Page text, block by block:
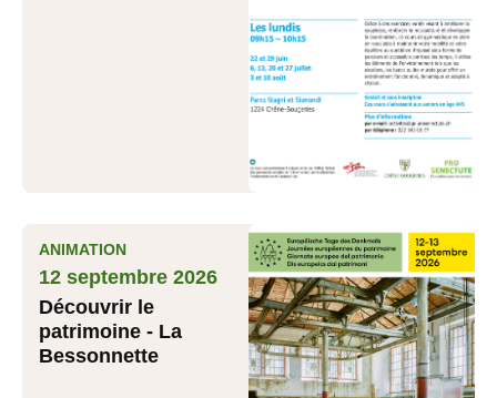
Découvrir le
patrimoine - La
Bessonnette
12 septembre 2026
ANIMATION